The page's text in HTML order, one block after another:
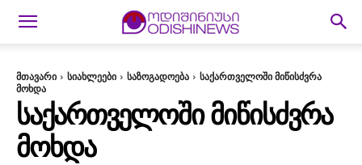
მთავარი სიახლეები საზოგადოება
საქართველოში მიწისძვრა
მოხდა
ᲡᲐᲥᲐᲠᲗᲕᲔᲚᲝᲨᲘ ᲛᲘᲬᲘᲡᲫᲕᲠᲐ
ᲛᲝᲮᲓᲐ